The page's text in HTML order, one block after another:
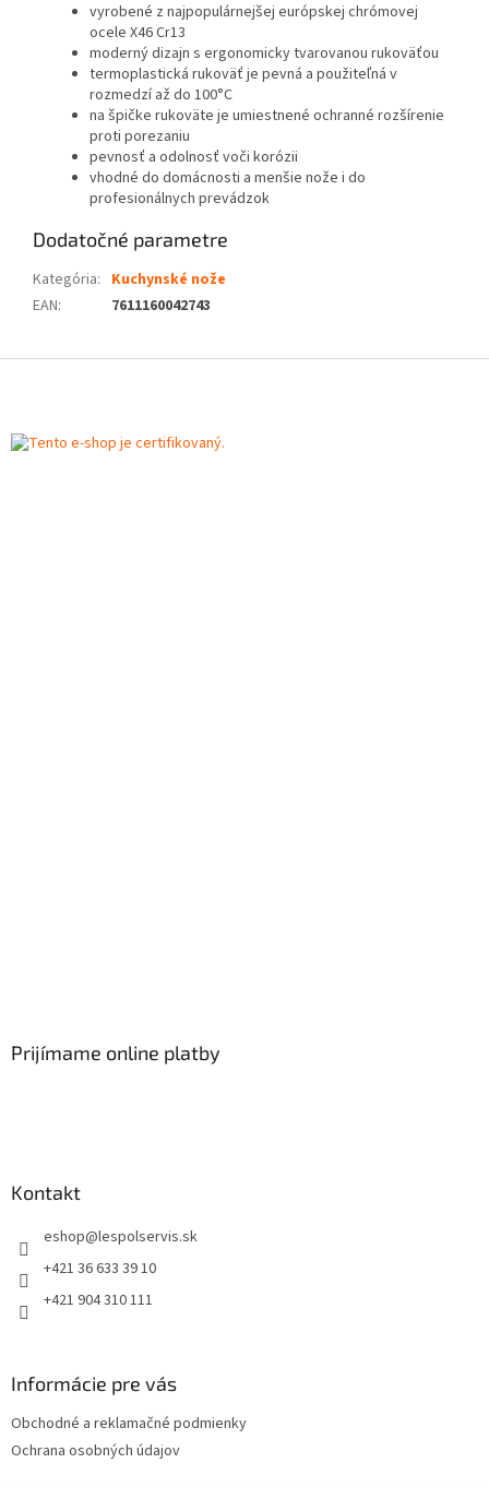
vyrobené z najpopulárnejšej európskej chrómovej
ocele X46 Cr13
moderný dizajn s ergonomicky tvarovanou rukoväťou
termoplastická rukoväť je pevná a použiteľná v
rozmedzí až do 100°C
na špičke rukoväte je umiestnené ochranné rozšírenie
proti porezaniu
pevnosť a odolnosť voči korózii
vhodné do domácnosti a menšie nože i do
profesionálnych prevádzok
Dodatočné parametre
Kategória: Kuchynské nože
EAN: 7611160042743
Prijímame online platby
Kontakt
eshop@lespolservis.sk
+421 36 633 39 10
+421 904 310 111
Informácie pre vás
Obchodné a reklamačné podmienky
Ochrana osobných údajov